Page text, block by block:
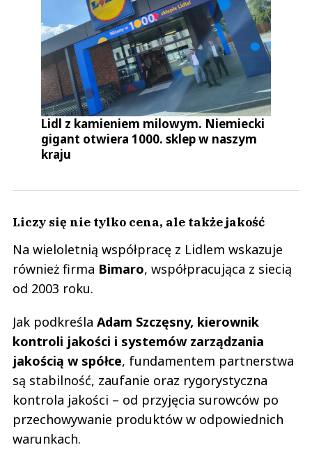
Lidl z kamieniem milowym. Niemiecki
gigant otwiera 1000. sklep w naszym
kraju
Liczy się nie tylko cena, ale także jakość
Na wieloletnią współpracę z Lidlem wskazuje
również firma Bimaro, współpracująca z siecią
od 2003 roku.
Jak podkreśla Adam Szczęsny, kierownik
kontroli jakości i systemów zarządzania
jakością w spółce, fundamentem partnerstwa
są stabilność, zaufanie oraz rygorystyczna
kontrola jakości – od przyjęcia surowców po
przechowywanie produktów w odpowiednich
warunkach.